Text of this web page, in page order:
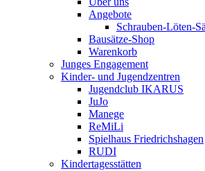
Angebote
Schrauben-Löten-
Bausätze-Shop
Warenkorb
Junges Engagement
Kinder- und Jugendzentren
Jugendclub IKARUS
JuJo
Manege
ReMiLi
Spielhaus Friedrichshagen
RUDI
Kindertagesstätten